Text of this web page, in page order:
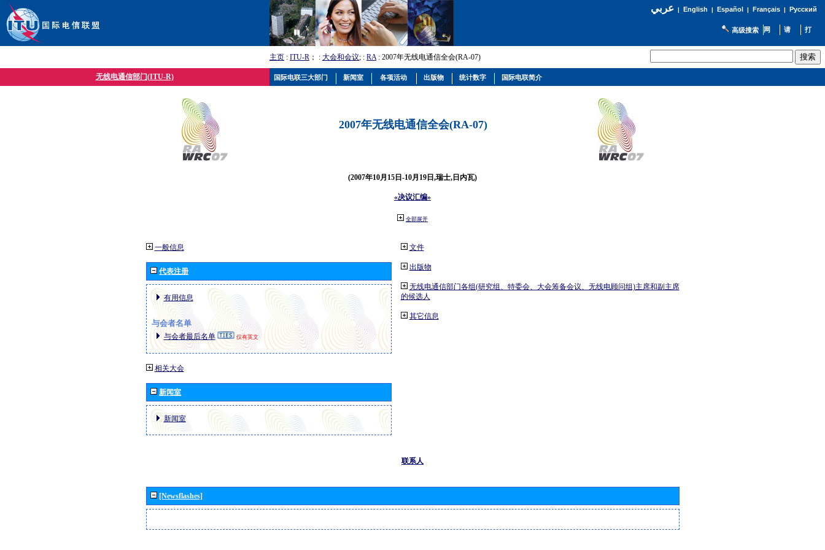
عربي| English | Español | Français| Русский
高级搜索
主页 : ITU-R ； : 大会和会议; : RA: 2007年无线电通信全会(RA-07)
无线电通信部门(ITU-R)
2007年无线电通信全会(RA-07)
(2007年10月15日-10月19日,瑞士,日内瓦)
«决议汇编»
全部展开
一般信息
代表注册
有用信息
与会者名单
与会者最后名单 仅有英文
相关大会
新闻室
新闻室
文件
出版物
无线电通信部门各组(研究组、特委会、大会筹备会议、无线电顾问组)主席和副主席
的候选人
其它信息
联系人
[Newsflashes]
国际电联三大部门 新闻室 各项活动 出版物 统计数字 国际电联简介